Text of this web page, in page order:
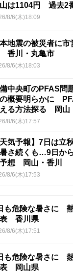
は1104円 過去2
8/6(木)18:09
地震の被災者に市
香川・丸亀市
8/6(木)18:03
中央町のPFAS
概要明らかに
る方法探る 岡山
8/6(木)17:57
天気予報】7日は
さ続くも…9日か
想 岡山・香川
8/6(木)17:53
も危険な暑さに
香川県
8/6(木)17:51
も危険な暑さに
岡山県